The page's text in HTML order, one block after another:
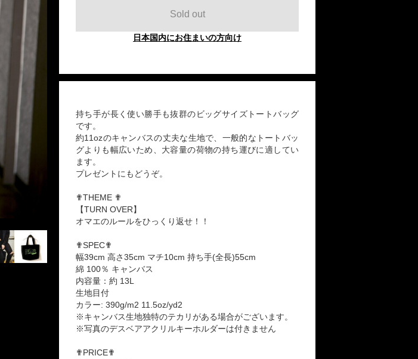
Sold out
日本国内にお住まいの方向け
持ち手が長く使い勝手も抜群のビッグサイズトートバッグ
です。
約11ozのキャンバスの丈夫な生地で、一般的なトートバッ
グよりも幅広いため、大容量の荷物の持ち運びに適してい
ます。
プレゼントにもどうぞ。
✟THEME ✟
【TURN OVER】
オマエのルールをひっくり返せ！！
✟SPEC✟
幅39cm 高さ35cm マチ10cm 持ち手(全長)55cm
綿 100％ キャンバス
内容量：約 13L
生地目付
カラー: 390g/m2 11.5oz/yd2
※キャンバス生地独特のテカリがある場合がございます。
※写真のデスベアアクリルキーホルダーは付きません
✟PRICE✟